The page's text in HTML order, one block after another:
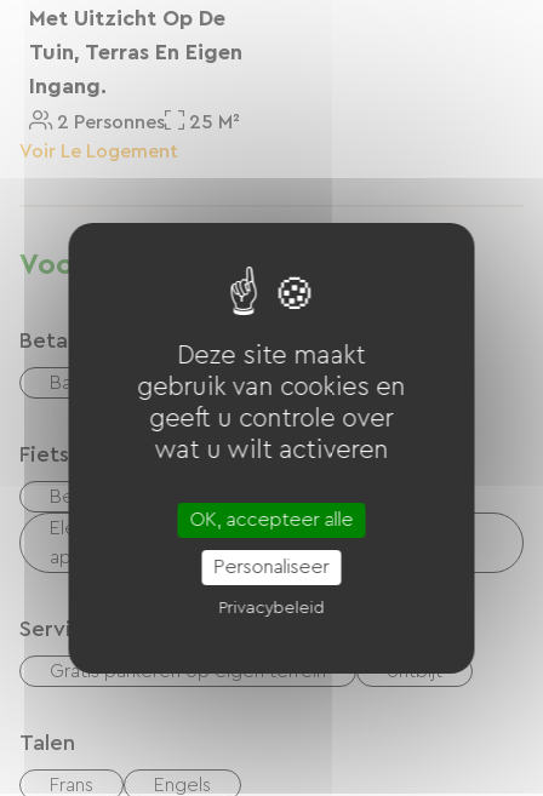
Met Uitzicht Op De
Tuin, Terras En Eigen
Ingang.
2 Personnes
25 M²
Voir Le Logement
Voorzieningen
Betaalmethoden
Bankkaart checks Geld
Fietsontvangstservice
Beveiligde fietsenstalling
Elektrisch laadpunt (voor e-bike-accu's, gps-
apparaten, enz.)
Services
Gratis parkeren op eigen terrein ontbijt
Talen
Frans Engels
Deze site maakt
gebruik van cookies en
geeft u controle over
wat u wilt activeren
OK, accepteer alle
Personaliseer
Privacybeleid